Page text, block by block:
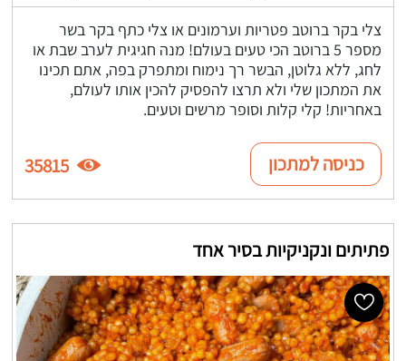
צלי בקר ברוטב פטריות וערמונים או צלי כתף בקר בשר
מספר 5 ברוטב הכי טעים בעולם! מנה חגיגית לערב שבת או
לחג, ללא גלוטן, הבשר רך נימוח ומתפרק בפה, אתם תכינו
את המתכון שלי ולא תרצו להפסיק להכין אותו לעולם,
באחריות! קלי קלות וסופר מרשים וטעים.
כניסה למתכון 35815
פתיתים ונקניקיות בסיר אחד